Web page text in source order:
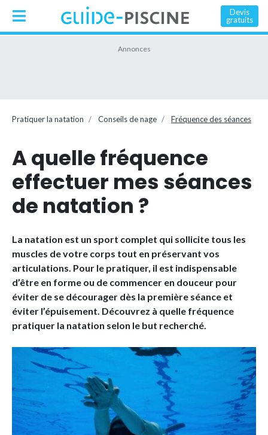
Devis
gratuits
Pratiquer la natation Conseils de nage Fréquence des séances
A quelle fréquence
effectuer mes séances
de natation ?
La natation est un sport complet qui sollicite tous les
muscles de votre corps tout en préservant vos
articulations. Pour le pratiquer, il est indispensable
d’être en forme ou de commencer en douceur pour
éviter de se décourager dès la première séance et
éviter l’épuisement. Découvrez à quelle fréquence
pratiquer la natation selon le but recherché.